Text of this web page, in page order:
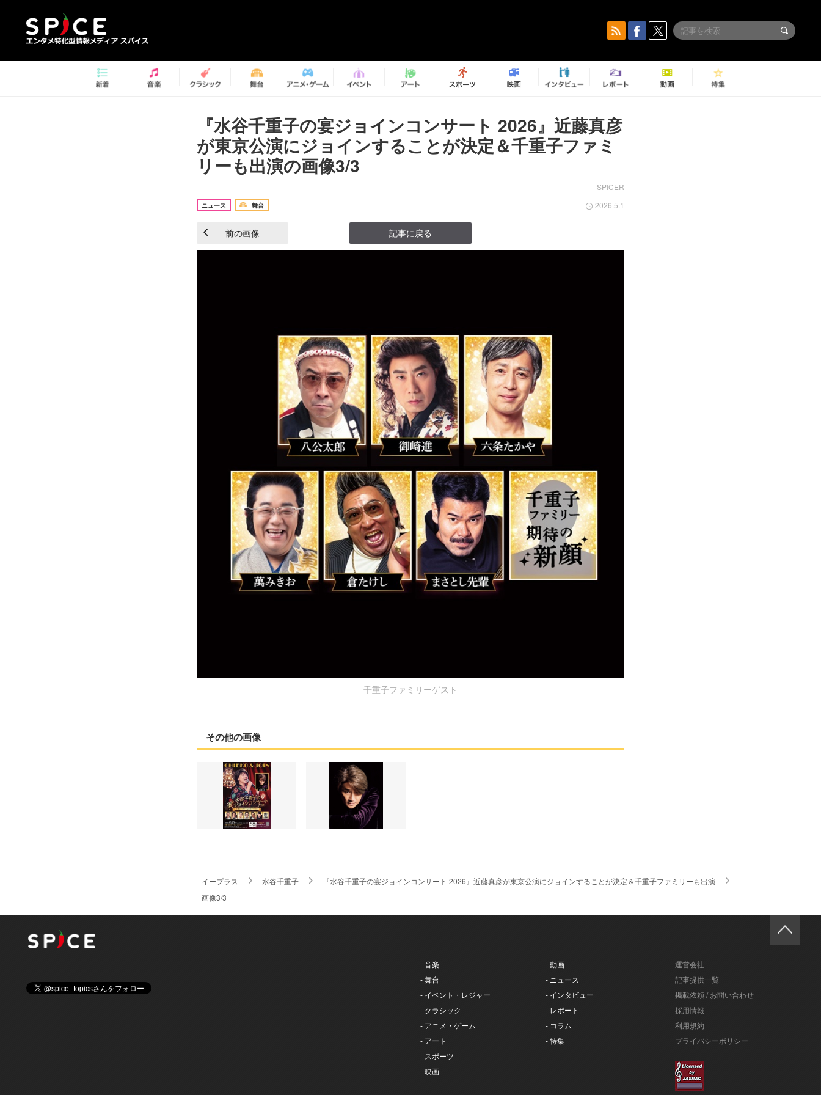
『水谷千重子の宴ジョインコンサート 2026』近藤真彦
が東京公演にジョインすることが決定＆千重子ファミ
リーも出演の画像3/3
SPICER
ニュース 舞台 2026.5.1
前の画像 記事に戻る
千重子ファミリーゲスト
その他の画像
イープラス 水谷千重子
『水谷千重子の宴ジョインコンサート 2026』近藤真彦が東京公演にジョインすることが決定＆千重子ファミリーも出演
画像3/3
- 音楽
- 舞台
- イベント・レジャー
- クラシック
- アニメ・ゲーム
- アート
- スポーツ
- 映画
- 動画
- ニュース
- インタビュー
- レポート
- コラム
- 特集
運営会社
記事提供一覧
掲載依頼 / お問い合わせ
採用情報
利用規約
プライバシーポリシー